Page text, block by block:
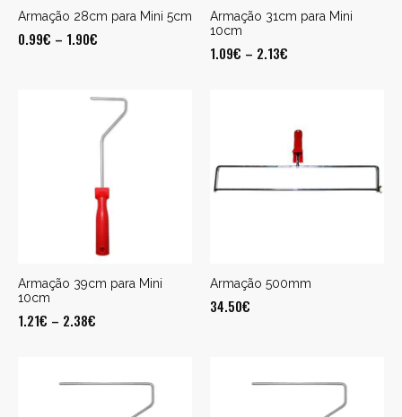
Armação 28cm para Mini 5cm
0.99€ – 1.90€
Armação 31cm para Mini
10cm
1.09€ – 2.13€
Armação 39cm para Mini
10cm
1.21€ – 2.38€
Armação 500mm
34.50€